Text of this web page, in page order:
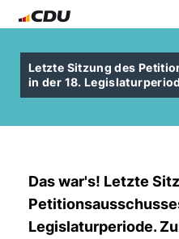
Letzte Sitzung des
in der 18.
Das war's! Letzte
Legislaturperiode.